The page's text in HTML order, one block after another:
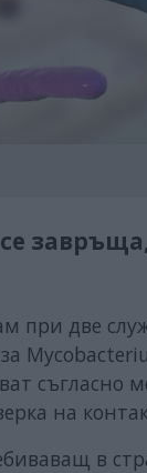
при две
съгласно
на
в